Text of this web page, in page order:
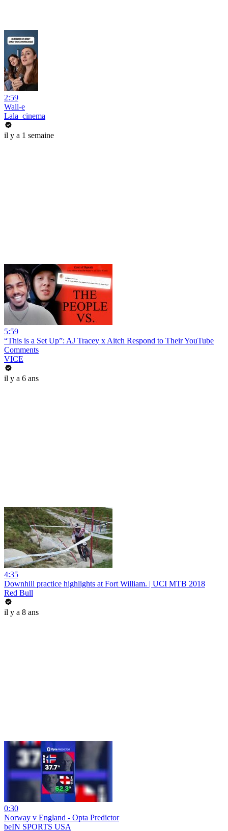
2:59
Wall-e
Lala_cinema
il y a 1 semaine
5:59
“This is a Set Up”: AJ Tracey x Aitch Respond to Their YouTube
Comments
VICE
il y a 6 ans
4:35
Downhill practice highlights at Fort William. | UCI MTB 2018
Red Bull
il y a 8 ans
0:30
Norway v England - Opta Predictor
beIN SPORTS USA